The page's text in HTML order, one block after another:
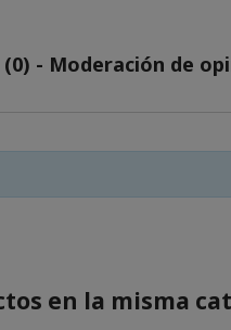
- Moderación de
en la misma